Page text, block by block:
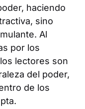
haciendo
sino
Al
por los
lectores son
del poder,
de los